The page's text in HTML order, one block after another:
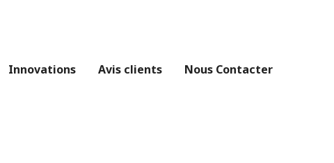
Innovations Avis clients Nous Contacter